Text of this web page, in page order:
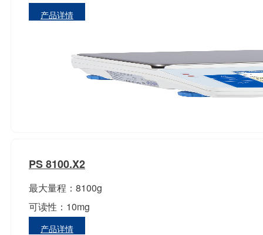
产品详情
PS 8100.X2
最大量程：8100g
可读性：10mg
产品详情